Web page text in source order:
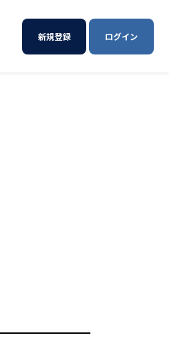
新規登録 ログイン